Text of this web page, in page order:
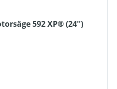
592 XP® (24'')